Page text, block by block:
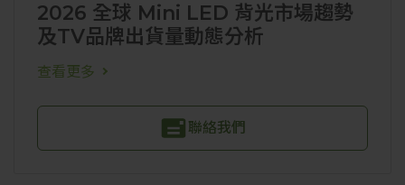
2026 全球 Mini LED 背光市場趨勢
及TV品牌出貨量動態分析
查看更多
聯絡我們